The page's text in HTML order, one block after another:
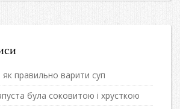
як правильно варити суп
була соковитою і хрусткою